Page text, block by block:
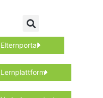
Elternportal
Lernplattform